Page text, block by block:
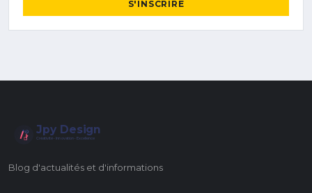
S'INSCRIRE
Jpy Design
Créativité • Innovation • Excellence
Blog d'actualités et d'informations